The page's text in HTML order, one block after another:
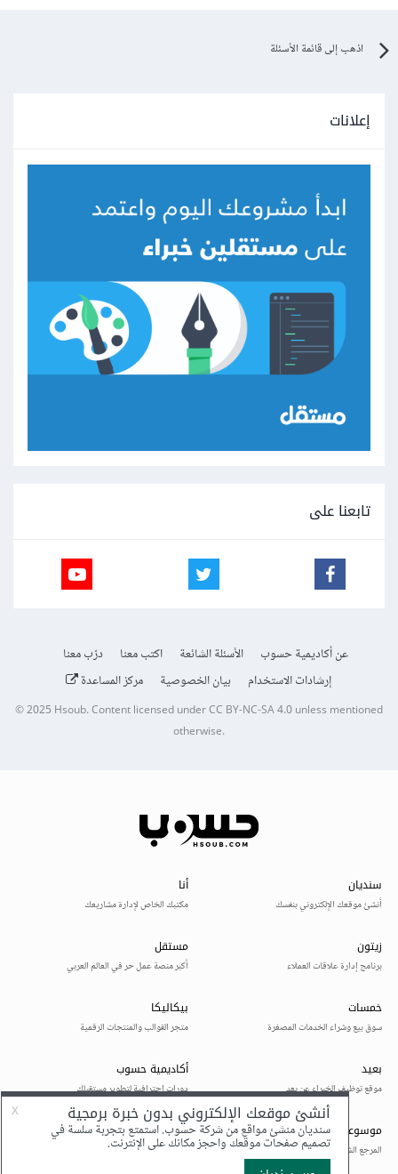
اذهب إلى قائمة الأسئلة
إعلانات
تابعنا على
عن أكاديمية حسوب الأسئلة الشائعة اكتب معنا
درّب معنا
إرشادات الاستخدام
بيان الخصوصية مركز المساعدة
© 2025Hsoub.Content licensed underCC BY-NC-SA 4.0unless mentioned
otherwise.